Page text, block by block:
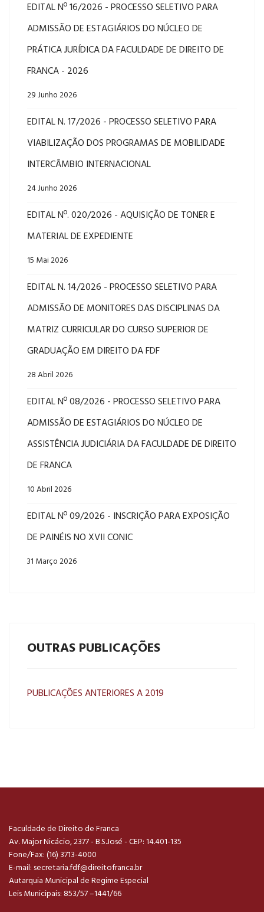
EDITAL Nº 16/2026 - PROCESSO SELETIVO PARA
ADMISSÃO DE ESTAGIÁRIOS DO NÚCLEO DE
PRÁTICA JURÍDICA DA FACULDADE DE DIREITO DE
FRANCA - 2026
29 Junho 2026
EDITAL N. 17/2026 - PROCESSO SELETIVO PARA
VIABILIZAÇÃO DOS PROGRAMAS DE MOBILIDADE
INTERCÂMBIO INTERNACIONAL
24 Junho 2026
EDITAL Nº. 020/2026 - AQUISIÇÃO DE TONER E
MATERIAL DE EXPEDIENTE
15 Mai 2026
EDITAL N. 14/2026 - PROCESSO SELETIVO PARA
ADMISSÃO DE MONITORES DAS DISCIPLINAS DA
MATRIZ CURRICULAR DO CURSO SUPERIOR DE
GRADUAÇÃO EM DIREITO DA FDF
28 Abril 2026
EDITAL Nº 08/2026 - PROCESSO SELETIVO PARA
ADMISSÃO DE ESTAGIÁRIOS DO NÚCLEO DE
ASSISTÊNCIA JUDICIÁRIA DA FACULDADE DE DIREITO
DE FRANCA
10 Abril 2026
EDITAL Nº 09/2026 - INSCRIÇÃO PARA EXPOSIÇÃO
DE PAINÉIS NO XVII CONIC
31 Março 2026
OUTRAS PUBLICAÇÕES
PUBLICAÇÕES ANTERIORES A 2019
Faculdade de Direito de Franca
Av. Major Nicácio, 2377 - B.S.José - CEP: 14.401-135
Fone/Fax: (16) 3713-4000
E-mail: secretaria.fdf@direitofranca.br
Autarquia Municipal de Regime Especial
Leis Municipais: 853/57 –1441/66